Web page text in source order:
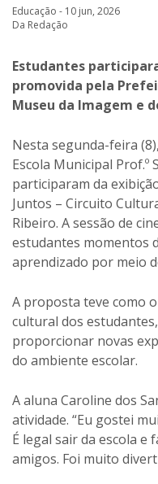
Educação - 10 jun, 2026
Da Redação
Estudantes
promovida pela
Museu da Imagem e
Nesta segunda-feira
Escola Municipal Prof.º
participaram da
Juntos – Circuito
Ribeiro. A sessão de
estudantes momentos
aprendizado por meio
A proposta teve como
cultural dos
proporcionar novas
do ambiente escolar.
A aluna Caroline dos
atividade. “Eu gostei
É legal sair da escola e
amigos. Foi muito